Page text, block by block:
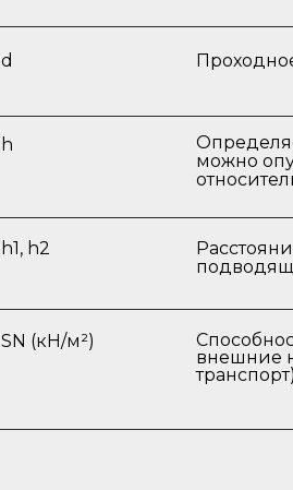
d
h
можно
h1, h2
SN (кН/м²)
внешние